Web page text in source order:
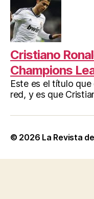
Cristiano
Champions
Este es el título
red, y es que
© 2026 La Revista